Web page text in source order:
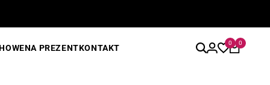
NA PREZENTKONTAKT
0 0